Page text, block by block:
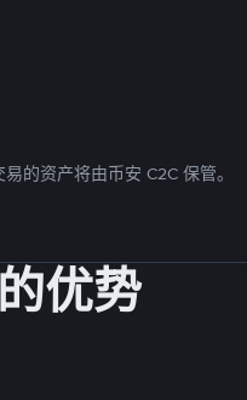
的资产将由币安 C2C 保管。
优势